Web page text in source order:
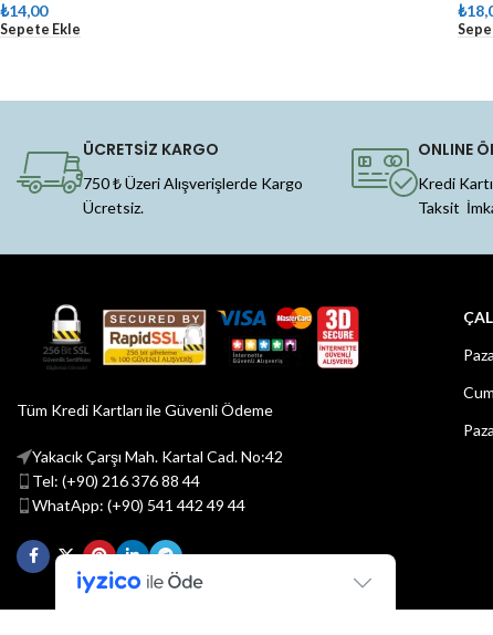
₺14,00
Sepete Ekle
₺
ÜCRETSİZ KARGO
750 ₺ Üzeri Alışverişlerde Kargo
Ücretsiz.
ONLINE
Kredi
Taksit
Tüm Kredi Kartları ile Güvenli Ödeme
Yakacık Çarşı Mah. Kartal Cad. No:42
Tel: (+90) 216 376 88 44
WhatApp: (+90) 541 442 49 44